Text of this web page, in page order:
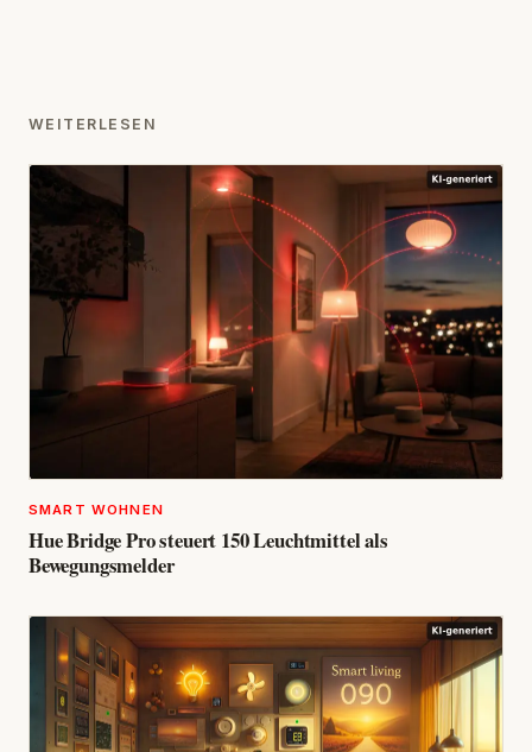
WEITERLESEN
SMART WOHNEN
Hue Bridge Pro steuert 150 Leuchtmittel als
Bewegungsmelder